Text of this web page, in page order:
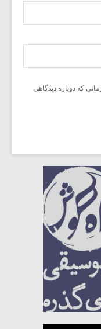
که دوباره دیدگاهی